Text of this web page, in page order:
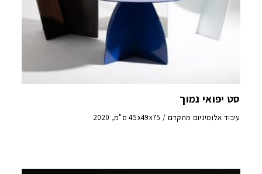
סט יפואי נמוך
עיבוד אלומיניום מתקדם / 45x49x75 ס"מ, 2020